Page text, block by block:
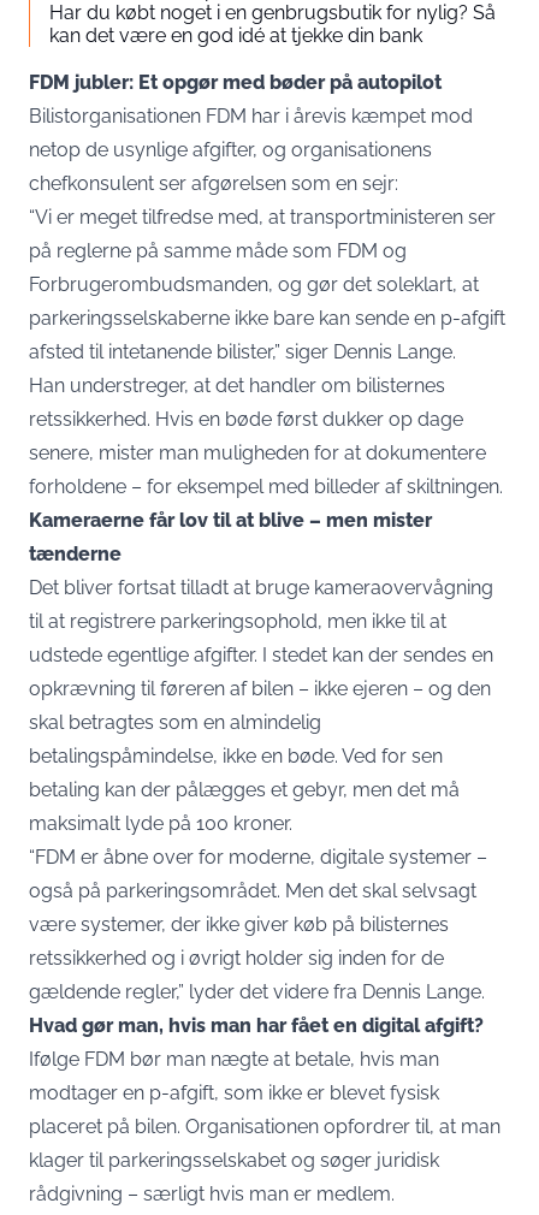
Har du købt noget i en genbrugsbutik for nylig? Så
kan det være en god idé at tjekke din bank
FDM jubler: Et opgør med bøder på autopilot
Bilistorganisationen FDM har i årevis kæmpet mod
netop de usynlige afgifter, og organisationens
chefkonsulent ser afgørelsen som en sejr:
“Vi er meget tilfredse med, at transportministeren ser
på reglerne på samme måde som FDM og
Forbrugerombudsmanden, og gør det soleklart, at
parkeringsselskaberne ikke bare kan sende en p-afgift
afsted til intetanende bilister,” siger Dennis Lange.
Han understreger, at det handler om bilisternes
retssikkerhed. Hvis en bøde først dukker op dage
senere, mister man muligheden for at dokumentere
forholdene – for eksempel med billeder af skiltningen.
Kameraerne får lov til at blive – men mister
tænderne
Det bliver fortsat tilladt at bruge kameraovervågning
til at registrere parkeringsophold, men ikke til at
udstede egentlige afgifter. I stedet kan der sendes en
opkrævning til føreren af bilen – ikke ejeren – og den
skal betragtes som en almindelig
betalingspåmindelse, ikke en bøde. Ved for sen
betaling kan der pålægges et gebyr, men det må
maksimalt lyde på 100 kroner.
“FDM er åbne over for moderne, digitale systemer –
også på parkeringsområdet. Men det skal selvsagt
være systemer, der ikke giver køb på bilisternes
retssikkerhed og i øvrigt holder sig inden for de
gældende regler,” lyder det videre fra Dennis Lange.
Hvad gør man, hvis man har fået en digital afgift?
Ifølge FDM bør man nægte at betale, hvis man
modtager en p-afgift, som ikke er blevet fysisk
placeret på bilen. Organisationen opfordrer til, at man
klager til parkeringsselskabet og søger juridisk
rådgivning – særligt hvis man er medlem.